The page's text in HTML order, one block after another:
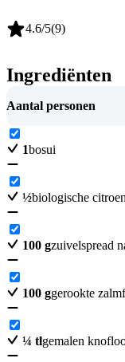
4.6/5(9)
Ingrediënten
Aantal personen
1bosui
½biologische citroen
100 gzuivelspread
100 ggerookte
¼ tlgemalen